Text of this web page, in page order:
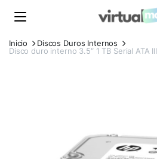
Inicio
Discos Duros Internos
Disco duro interno 3.5″ 1 TB Serial ATA III